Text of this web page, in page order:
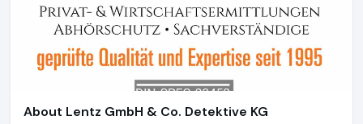
About Lentz GmbH & Co. Detektive KG